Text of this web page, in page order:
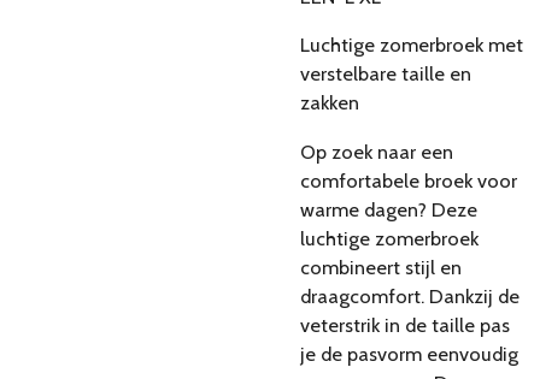
Luchtige zomerbroek met
verstelbare taille en
zakken
Op zoek naar een
comfortabele broek voor
warme dagen? Deze
luchtige zomerbroek
combineert stijl en
draagcomfort. Dankzij de
veterstrik in de taille pas
je de pasvorm eenvoudig